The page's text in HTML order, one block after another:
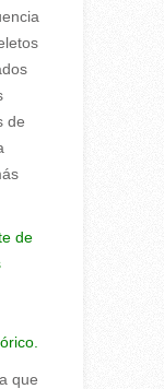
de
de
que